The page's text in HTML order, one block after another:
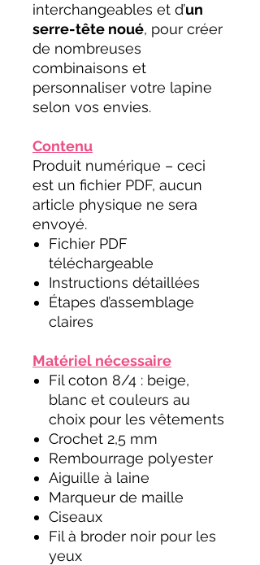
interchangeables et d’un
serre-tête noué, pour créer
de nombreuses
combinaisons et
personnaliser votre lapine
selon vos envies.
Contenu
Produit numérique – ceci
est un fichier PDF, aucun
article physique ne sera
envoyé.
Fichier PDF
téléchargeable
Instructions détaillées
Étapes d’assemblage
claires
Matériel nécessaire
Fil coton 8/4 : beige,
blanc et couleurs au
choix pour les vêtements
Crochet 2,5 mm
Rembourrage polyester
Aiguille à laine
Marqueur de maille
Ciseaux
Fil à broder noir pour les
yeux